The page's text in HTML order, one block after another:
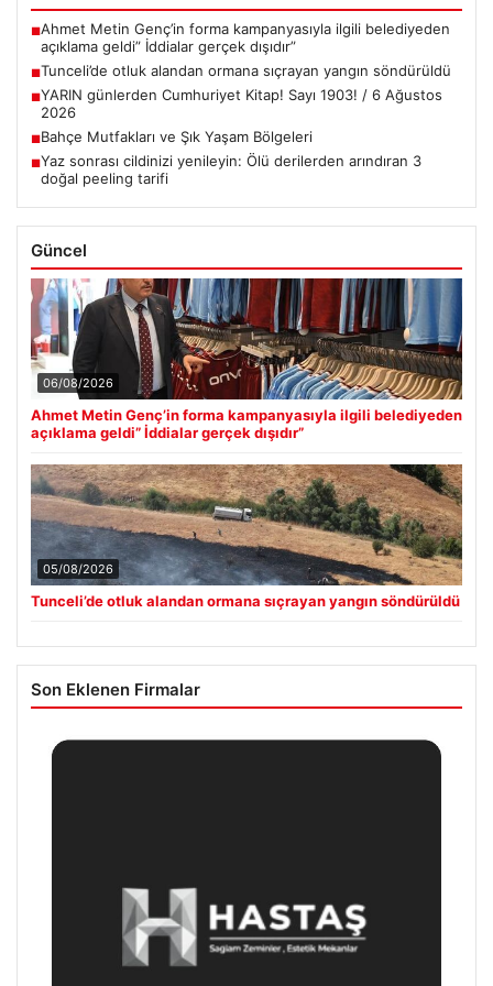
■Ahmet Metin Genç’in forma kampanyasıyla ilgili belediyeden
açıklama geldi” İddialar gerçek dışıdır”
■Tunceli’de otluk alandan ormana sıçrayan yangın söndürüldü
■YARIN günlerden Cumhuriyet Kitap! Sayı 1903! / 6 Ağustos
2026
■Bahçe Mutfakları ve Şık Yaşam Bölgeleri
■Yaz sonrası cildinizi yenileyin: Ölü derilerden arındıran 3
doğal peeling tarifi
Güncel
06/08/2026
Ahmet Metin Genç’in forma kampanyasıyla ilgili belediyeden
açıklama geldi” İddialar gerçek dışıdır”
05/08/2026
Tunceli’de otluk alandan ormana sıçrayan yangın söndürüldü
Son Eklenen Firmalar